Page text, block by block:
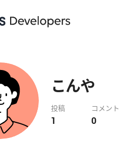
こんや
投稿
1
コメント
0